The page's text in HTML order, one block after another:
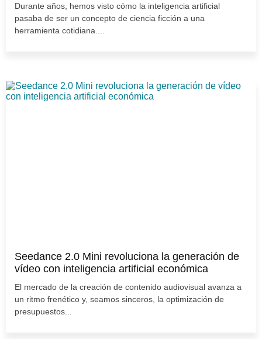
Durante años, hemos visto cómo la inteligencia artificial
pasaba de ser un concepto de ciencia ficción a una
herramienta cotidiana....
Seedance 2.0 Mini revoluciona la generación de
vídeo con inteligencia artificial económica
El mercado de la creación de contenido audiovisual avanza a
un ritmo frenético y, seamos sinceros, la optimización de
presupuestos...